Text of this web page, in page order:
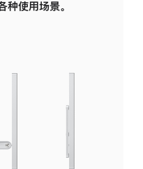
种使用场景。